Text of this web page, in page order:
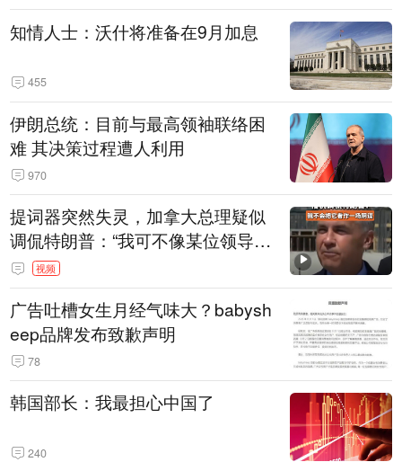
知情人士：沃什将准备在9月加息
455
伊朗总统：目前与最高领袖联络困
难 其决策过程遭人利用
970
提词器突然失灵，加拿大总理疑似
调侃特朗普：“我可不像某位领导
人，把这当成一场阴谋”，全场哄笑
视频
广告吐槽女生月经气味大？babysh
eep品牌发布致歉声明
78
韩国部长：我最担心中国了
240